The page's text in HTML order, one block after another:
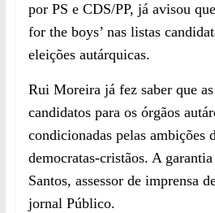
por PS e CDS/PP, já avisou
for the boys’ nas listas
eleições autárquicas.
Rui Moreira já fez saber que as
candidatos para os órgãos
condicionadas pelas ambições
democratas-cristãos. A
Santos, assessor de imprensa
jornal Público.